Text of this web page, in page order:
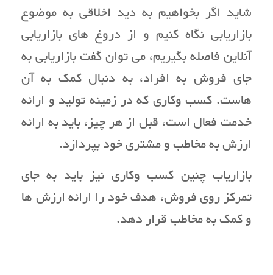
شاید اگر بخواهیم به دید اخلاقی به موضوع
بازاریابی نگاه کنیم و از دروغ های بازاریابی
آنلاین فاصله بگیریم، می توان گفت بازاریابی به
جای فروش به افراد، به دنبال کمک به آن
هاست. کسب وکاری که در زمینه تولید و ارائه
خدمت فعال است، قبل از هر چیز، باید به ارائه
ارزش به مخاطب و مشتری خود بپردازد.
بازاریاب چنین کسب وکاری نیز باید به جای
تمرکز روی فروش، هدف خود را ارائه ارزش ها
و کمک به مخاطب قرار دهد.